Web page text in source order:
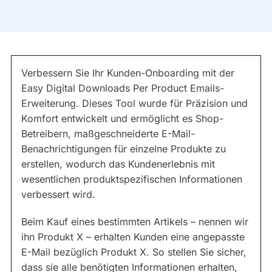
Verbessern Sie Ihr Kunden-Onboarding mit der
Easy Digital Downloads Per Product Emails-
Erweiterung. Dieses Tool wurde für Präzision und
Komfort entwickelt und ermöglicht es Shop-
Betreibern, maßgeschneiderte E-Mail-
Benachrichtigungen für einzelne Produkte zu
erstellen, wodurch das Kundenerlebnis mit
wesentlichen produktspezifischen Informationen
verbessert wird.
Beim Kauf eines bestimmten Artikels – nennen wir
ihn Produkt X – erhalten Kunden eine angepasste
E-Mail bezüglich Produkt X. So stellen Sie sicher,
dass sie alle benötigten Informationen erhalten,